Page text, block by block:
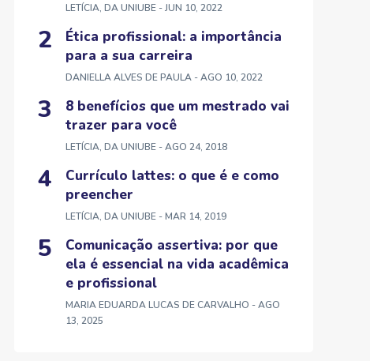
LETÍCIA, DA UNIUBE- JUN 10, 2022
Ética profissional: a importância
para a sua carreira
DANIELLA ALVES DE PAULA- AGO 10, 2022
8 benefícios que um mestrado vai
trazer para você
LETÍCIA, DA UNIUBE- AGO 24, 2018
Currículo lattes: o que é e como
preencher
LETÍCIA, DA UNIUBE- MAR 14, 2019
Comunicação assertiva: por que
ela é essencial na vida acadêmica
e profissional
MARIA EDUARDA LUCAS DE CARVALHO - AGO
13, 2025